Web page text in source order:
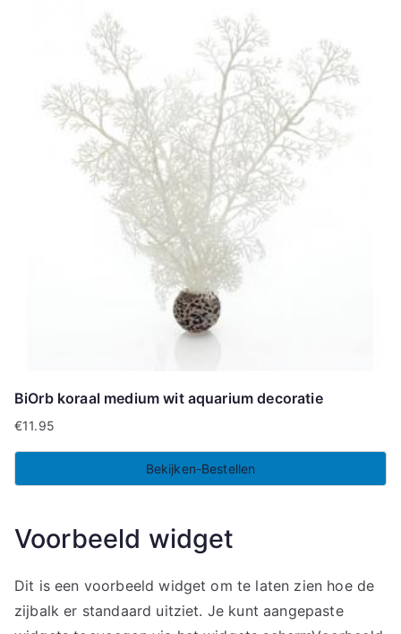
BiOrb koraal medium wit aquarium decoratie
€11.95
Bekijken-Bestellen
Voorbeeld widget
Dit is een voorbeeld widget om te laten zien hoe de
zijbalk er standaard uitziet. Je kunt aangepaste